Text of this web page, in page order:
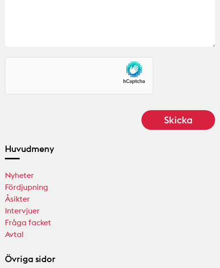
Huvudmeny
Nyheter
Fördjupning
Åsikter
Intervjuer
Fråga facket
Avtal
Övriga sidor